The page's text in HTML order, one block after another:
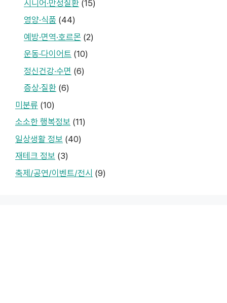
시니어·만성질환 (15)
영양·식품 (44)
예방·면역·호르몬 (2)
운동·다이어트 (10)
정신건강·수면 (6)
증상·질환 (6)
미분류 (10)
소소한 행복정보 (11)
일상생활 정보 (40)
재테크 정보 (3)
축제/공연/이벤트/전시 (9)